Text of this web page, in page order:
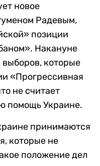
новое
Радевым,
позиции
Накануне
которые
«Прогрессивная
не считает
помощь Украине.
принимаются
которые не
положение дел